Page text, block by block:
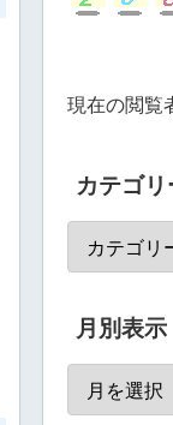
現在の閲覧
カテゴリ
月別表示